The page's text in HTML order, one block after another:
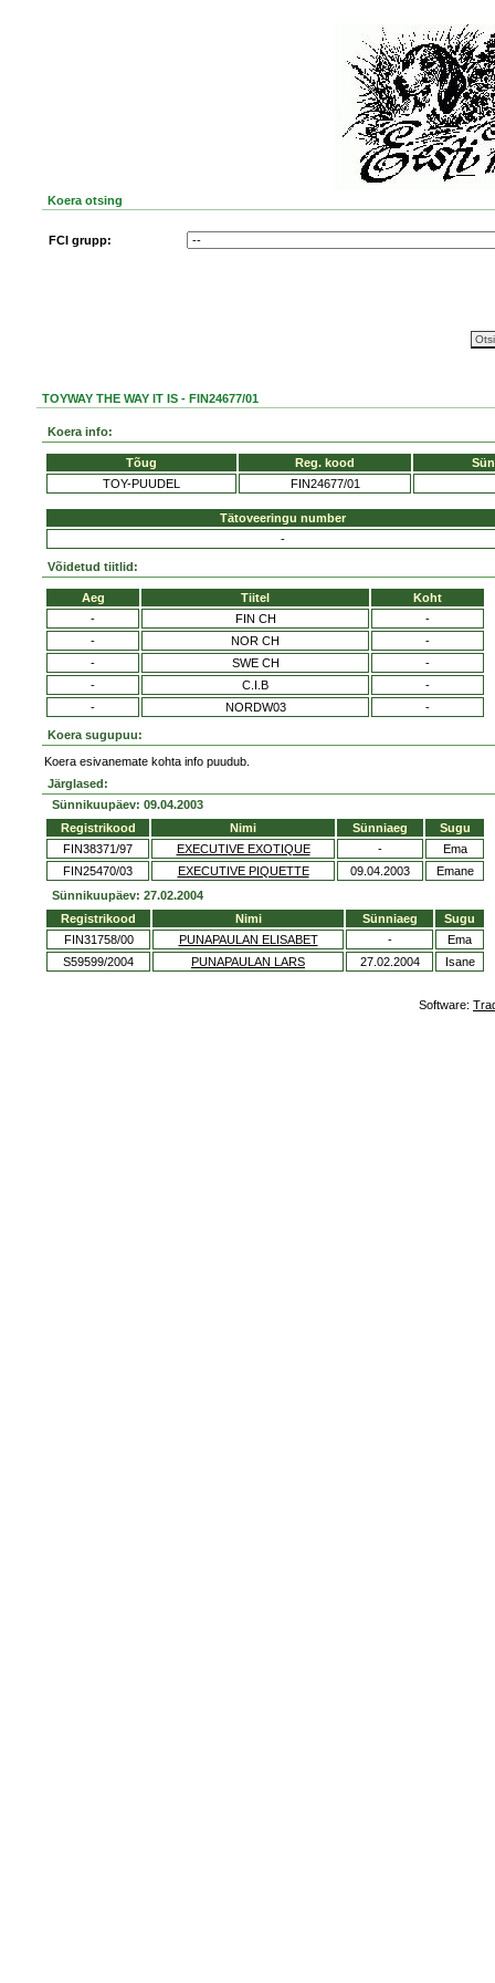
Koera otsing
FCI grupp:
TOYWAY THE WAY IT IS - FIN24677/01
Koera info:
Tõug Reg. kood
TOY-PUUDEL
FIN24677/01
Tätoveeringu number
-
Võidetud tiitlid:
Aeg Tiitel
Koht
-
FIN CH
-
-
NOR CH
-
-
SWE CH
-
-
C.I.B
-
-
NORDW03 -
Koera sugupuu:
Koera esivanemate kohta info puudub.
Järglased:
Sünnikuupäev: 09.04.2003
Registrikood
Nimi Sünniaeg
Sugu
FIN38371/97
EXECUTIVE EXOTIQUE -
Ema
FIN25470/03
EXECUTIVE PIQUETTE 09.04.2003
Emane
Sünnikuupäev: 27.02.2004
Registrikood
Nimi Sünniaeg
Sugu
FIN31758/00
PUNAPAULAN ELISABET -
Ema
S59599/2004
PUNAPAULAN LARS 27.02.2004 Isane
Software: